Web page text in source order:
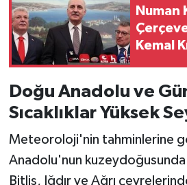
Numan
Kemal
Doğu Anadolu ve
Sıcaklıklar Yüksek
Meteoroloji'nin tahminlerine
Anadolu'nun kuzeydoğusunda
Bitlis, Iğdır ve Ağrı